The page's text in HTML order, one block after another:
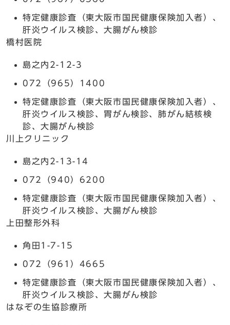
特定健康診査（東大阪市国民健康保険加入者）、
肝炎ウイルス検診、大腸がん検診
橋村医院
島之内2-12-3
072（965）1400
特定健康診査（東大阪市国民健康保険加入者）、
肝炎ウイルス検診、胃がん検診、肺がん結核検
診、大腸がん検診
川上クリニック
島之内2-13-14
072（940）6200
特定健康診査（東大阪市国民健康保険加入者）、
肝炎ウイルス検診、大腸がん検診
上田整形外科
角田1-7-15
072（961）4665
特定健康診査（東大阪市国民健康保険加入者）、
肝炎ウイルス検診、大腸がん検診
はなぞの生協診療所